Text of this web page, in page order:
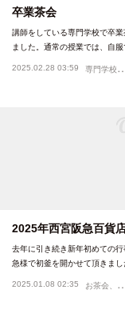
卒業茶会
講師をしている専門学校で卒
ました。通常の授業では、自
2025.02.28 03:59 門
2025年西宮阪急百貨
去年に引き続き新年初めての
急様で初釜を開かせて頂きま
2025.01.08 02:35 茶会、